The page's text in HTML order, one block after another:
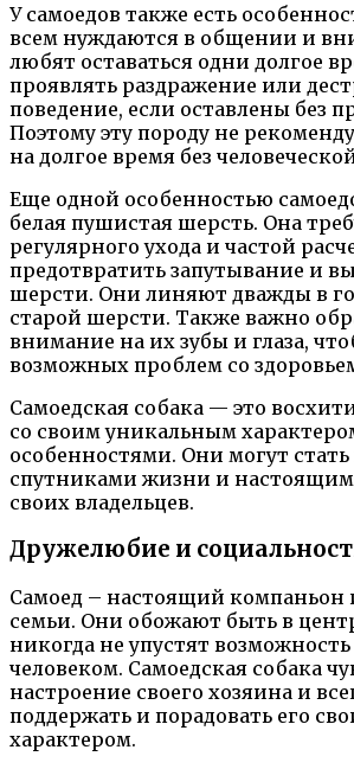
У самоедов также есть
всем нуждаются в общении и
любят оставаться одни долгое
проявлять раздражение или
поведение, если оставлены без
Поэтому эту породу не
на долгое время без
Еще одной особенностью
белая пушистая шерсть. Она
регулярного ухода и частой
предотвратить запутывание и
шерсти. Они линяют дважды в
старой шерсти. Также важно
внимание на их зубы и глаза,
возможных проблем со
Самоедская собака — это
со своим уникальным
особенностями. Они могут
спутниками жизни и
своих владельцев.
Дружелюбие и
Самоед – настоящий компаньон
семьи. Они обожают быть в
никогда не упустят
человеком. Самоедская собака
настроение своего хозяина и
поддержать и порадовать его
характером.